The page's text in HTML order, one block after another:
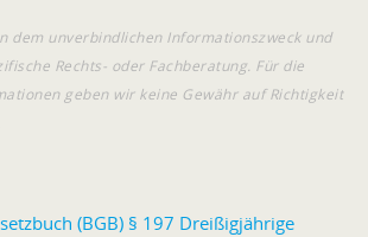
dem unverbindlichen Informationszweck und
Rechts- oder Fachberatung. Für die
geben wir keine Gewähr auf Richtigkeit
(BGB) § 197 Dreißigjährige